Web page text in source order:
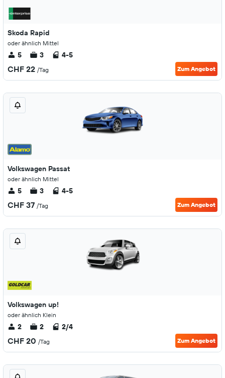
Skoda Rapid
oder ähnlich Mittel
5 3 4-5
CHF 22 /Tag Zum Angebot
Volkswagen Passat
oder ähnlich Mittel
5 3 4-5
CHF 37 /Tag Zum Angebot
Volkswagen up!
oder ähnlich Klein
2 2 2/4
CHF 20 /Tag Zum Angebot